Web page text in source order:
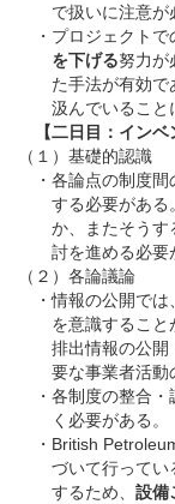
で扱いに注意が
・ プロジェクト
を下げる努力が
た手法が有効
汲んでいること
【二日目：インベ
（１）基礎的認識
・ 各論点の制度間
する必要がある
か、またそうす
討を進める必要
（２）各論議論
・情報の公開では
を意識すること
排出情報の公開
要な事業者活動
・ 各制度の整合・
く必要がある。
・ British
づいて行ってい
するため、 設備